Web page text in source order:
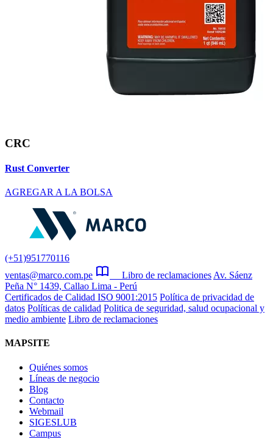
CRC
Rust Converter
AGREGAR A LA BOLSA
(+51)951770116
ventas@marco.com.pe
Libro de reclamaciones Av. Sáenz
Peña N° 1439, Callao Lima - Perú
Certificados de Calidad ISO 9001:2015 Política de privacidad de
datos Políticas de calidad Politica de seguridad, salud ocupacional y
medio ambiente Libro de reclamaciones
MAPSITE
Quiénes somos
Líneas de negocio
Blog
Contacto
Webmail
SIGESLUB
Campus